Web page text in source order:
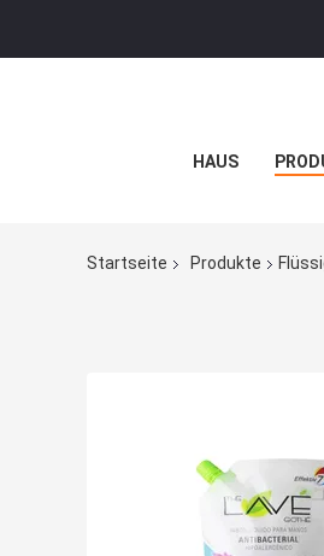
HAUS
Startseite Produkte